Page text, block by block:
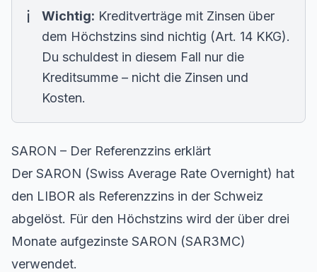
Wichtig: Kreditverträge mit Zinsen über
dem Höchstzins sind nichtig (Art. 14 KKG).
Du schuldest in diesem Fall nur die
Kreditsumme – nicht die Zinsen und
Kosten.
SARON – Der Referenzzins erklärt
Der SARON (Swiss Average Rate Overnight) hat
den LIBOR als Referenzzins in der Schweiz
abgelöst. Für den Höchstzins wird der über drei
Monate aufgezinste SARON (SAR3MC)
verwendet.